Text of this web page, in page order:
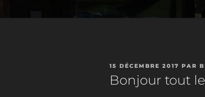
PUBLIÉ
15 DÉCEMBRE 2017 PAR
Bonjour tout